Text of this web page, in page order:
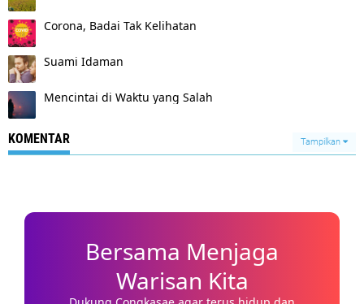
Corona, Badai Tak Kelihatan
Suami Idaman
Mencintai di Waktu yang Salah
KOMENTAR Tampilkan
Bersama Menjaga
Warisan Kita